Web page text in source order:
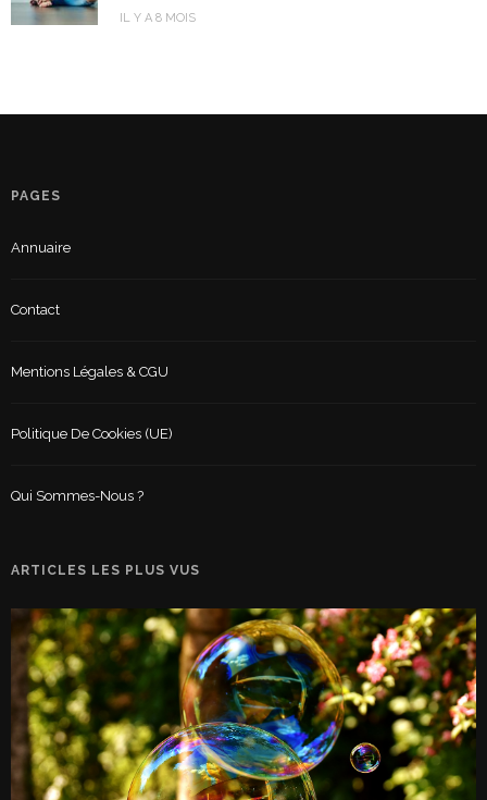
IL Y A 8 MOIS
PAGES
Annuaire
Contact
Mentions Légales & CGU
Politique De Cookies (UE)
Qui Sommes-Nous ?
ARTICLES LES PLUS VUS